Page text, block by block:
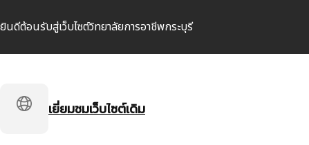
ยินดีต้อนรับสู่เว็บไซต์วิทยาลัยการอาชีพกระบุรี
เยี่ยมชมเว็บไซต์เดิม